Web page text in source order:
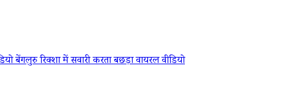
बेंगलुरुरिक्शा में सवारी करता बछड़ावायरल वीडियो